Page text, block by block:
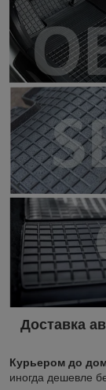
Доставка
Курьером до
иногда дешевле